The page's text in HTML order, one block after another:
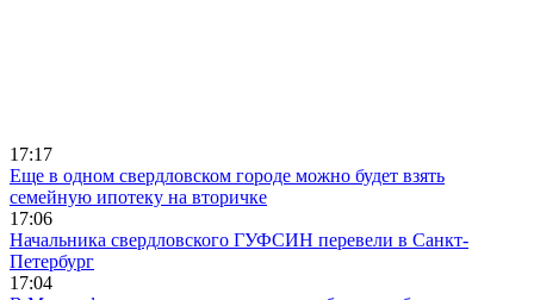
17:17
Еще в одном свердловском городе можно будет взять
семейную ипотеку на вторичке
17:06
Начальника свердловского ГУФСИН перевели в Санкт-
Петербург
17:04